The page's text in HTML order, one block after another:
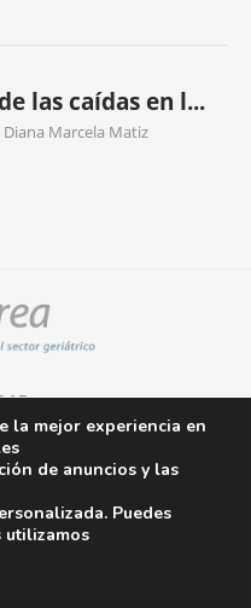
las caídas en l...
Marcela Matiz
la mejor experiencia en
de anuncios y las
Puedes
utilizamos